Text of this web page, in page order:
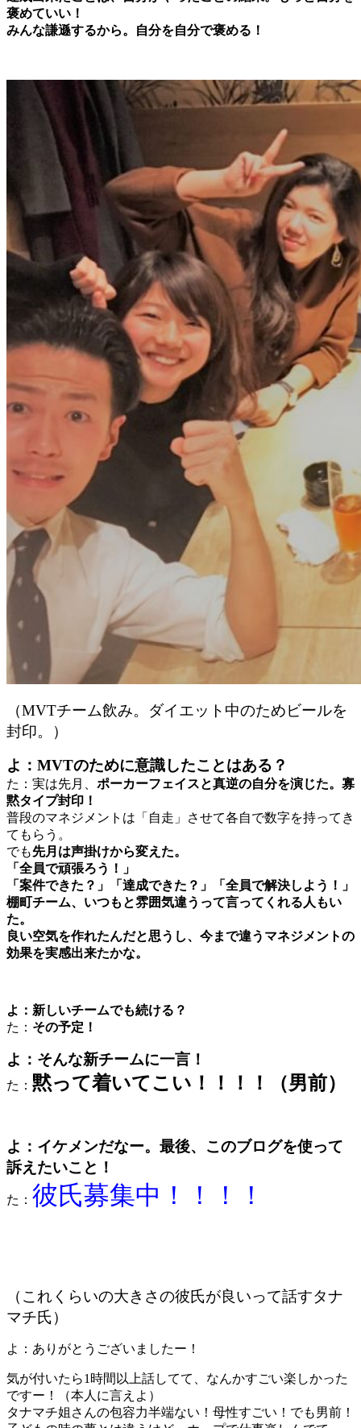
褒めていい！
みんな謙遜するから。自分を自分で褒める！
（MVTチーム飲み。ダイエット中のためビールを
封印。）
よ：MVTのために意識したことはある？
た：実は先月、 ポーカーフェイスと真逆の自分を演じた。寡
黙タイプ封印！
普段のマネジメントは「自走」させて各自で数字を持ってき
てもらう。
でも先月は声掛けから変えた。
「全員で頑張ろう！」
「案件できた？」「達成できた？」「全員で解決しよう！」
棚町チーム、いつもと雰囲気違うって言ってくれる人もい
た。
良い空気を作れたんだと思うし、今まで違うマネジメントの
効果を実感出来たかな。
よ：新しいチームでも続ける？
た： その予定！
よ：そんな新チームに一言！
た： 黙って着いてこい！！！！（男前）
よ：イケメンだなー。最後、このブログを使って
訴えたいこと！
た： 彼氏募集中！！！！
（これくらいの大きさの彼氏が良いって話すタナ
マチ氏）
よ：ありがとうございましたー！
気が付いたら1時間以上話してて、なんかすごい楽しかった
ですー！（本人に言えよ）
タナマチ姐さんの包容力半端ない！母性すごい！でも男前！